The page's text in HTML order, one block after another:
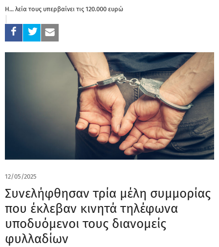
Η... λεία τους υπερβαίνει τις 120.000 ευρώ
12/05/2025
Συνελήφθησαν τρία μέλη συμμορίας
που έκλεβαν κινητά τηλέφωνα
υποδυόμενοι τους διανομείς
φυλλαδίων